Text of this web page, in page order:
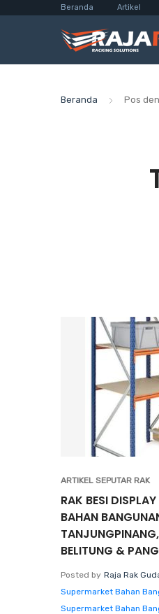
Beranda Artikel
Beranda Pos
ARTIKEL SEPUTAR RAK
RAK BESI
BAHAN
BELITUNG &
Posted by Raja Rak
Supermarket Bahan
Supermarket Bahan